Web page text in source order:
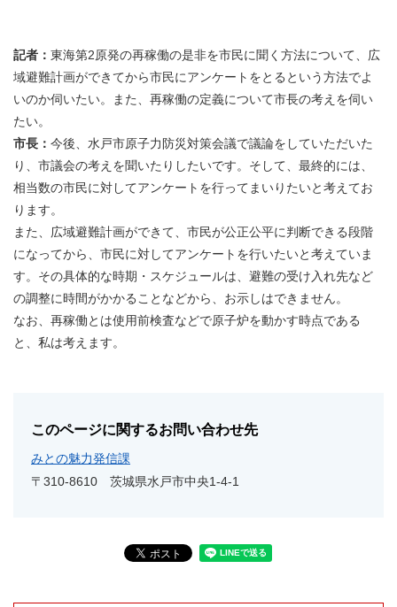
記者： 東海第2原発の再稼働の是非を市民に聞く方法について、広
域避難計画ができてから市民にアンケートをとるという方法でよ
いのか伺いたい。また、再稼働の定義について市長の考えを伺い
たい。
市長： 今後、水戸市原子力防災対策会議で議論をしていただいた
り、市議会の考えを聞いたりしたいです。そして、最終的には、
相当数の市民に対してアンケートを行ってまいりたいと考えてお
ります。
また、広域避難計画ができて、市民が公正公平に判断できる段階
になってから、市民に対してアンケートを行いたいと考えていま
す。その具体的な時期・スケジュールは、避難の受け入れ先など
の調整に時間がかかることなどから、お示しはできません。
なお、再稼働とは使用前検査などで原子炉を動かす時点である
と、私は考えます。
このページに関するお問い合わせ先
みとの魅力発信課
〒310-8610
茨城県水戸市中央1-4-1